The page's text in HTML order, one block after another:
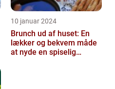
10 januar 2024
Brunch ud af huset: En
lækker og bekvem måde
at nyde en spiselig